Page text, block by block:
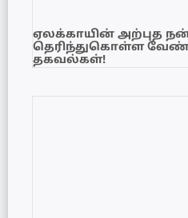
ஏலக்காயின் அற்புத
தெரிந்துகொள்ள
தகவல்கள்!